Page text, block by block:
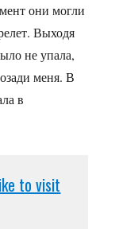
они могли
Выходя
не упала,
меня. В
в
to visit